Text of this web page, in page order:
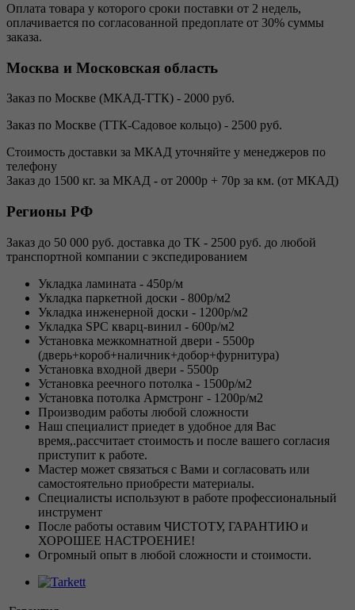
Оплата товара у которого сроки поставки от 2 недель,
оплачивается по согласованной предоплате от 30% суммы
заказа.
Москва и Московская область
Заказ по Москве (МКАД-ТТК) - 2000 руб.
Заказ по Москве (ТТК-Садовое кольцо) - 2500 руб.
Стоимость доставки за МКАД уточняйте у менеджеров по
телефону
Заказ до 1500 кг. за МКАД - от 2000р + 70р за км. (от МКАД)
Регионы РФ
Заказ до 50 000 руб. доставка до ТК - 2500 руб. до любой
транспортной компании с экспедированием
Укладка ламината - 450р/м
Укладка паркетной доски - 800р/м2
Укладка инженерной доски - 1200р/м2
Укладка SPC кварц-винил - 600р/м2
Установка межкомнатной двери - 5500р
(дверь+короб+наличник+добор+фурнитура)
Установка входной двери - 5500р
Установка реечного потолка - 1500р/м2
Установка потолка Армстронг - 1200р/м2
Производим работы любой сложности
Наш специалист приедет в удобное для Вас
время,.рассчитает стоимость и после вашего согласия
приступит к работе.
Мастер может связаться с Вами и согласовать или
самостоятельно приобрести материалы.
Специалисты используют в работе профессиональный
инструмент
После работы оставим ЧИСТОТУ, ГАРАНТИЮ и
ХОРОШЕЕ НАСТРОЕНИЕ!
Огромный опыт в любой сложности и стоимости.